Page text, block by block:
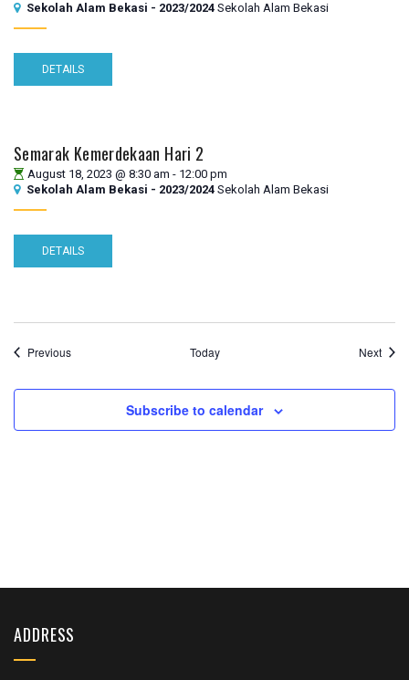
Sekolah Alam Bekasi - 2023/2024 Sekolah Alam Bekasi
DETAILS
Semarak Kemerdekaan Hari 2
August 18, 2023 @ 8:30 am - 12:00 pm
Sekolah Alam Bekasi - 2023/2024 Sekolah Alam Bekasi
DETAILS
PreviousCalendar Today Next
Subscribe to calendar
ADDRESS